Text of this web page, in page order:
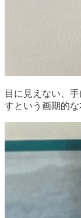
目に見えない、
すという画期的な